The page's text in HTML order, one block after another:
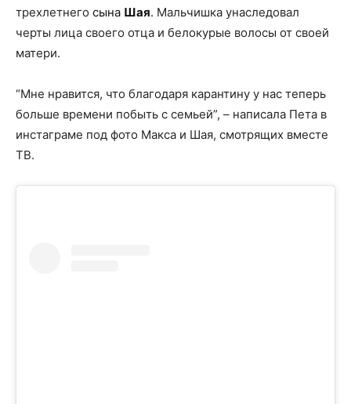
трехлетнего сына Шая. Мальчишка унаследовал
черты лица своего отца и белокурые волосы от своей
матери.
“Мне нравится, что благодаря карантину у нас теперь
больше времени побыть с семьей”, – написала Пета в
инстаграме под фото Макса и Шая, смотрящих вместе
ТВ.